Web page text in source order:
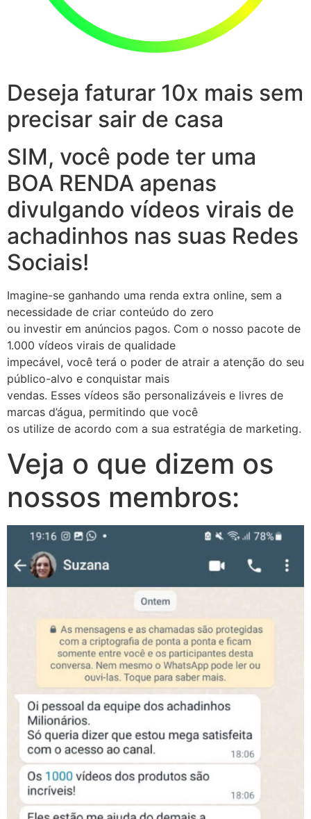
Deseja faturar 10x mais sem
precisar sair de casa
SIM, você pode ter uma
BOA RENDA apenas
divulgando vídeos virais de
achadinhos nas suas Redes
Sociais!
Imagine-se ganhando uma renda extra online, sem a
necessidade de criar conteúdo do zero
ou investir em anúncios pagos. Com o nosso pacote de
1.000 vídeos virais de qualidade
impecável, você terá o poder de atrair a atenção do seu
público-alvo e conquistar mais
vendas. Esses vídeos são personalizáveis e livres de
marcas d’água, permitindo que você
os utilize de acordo com a sua estratégia de marketing.
Veja o que dizem os
nossos membros: